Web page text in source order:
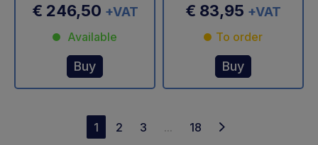
€ 246,50 +VAT
Available
Buy
€ 83,95 +VAT
To order
Buy
1 2 3 ... 18